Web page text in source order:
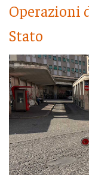
Operazioni
Stato